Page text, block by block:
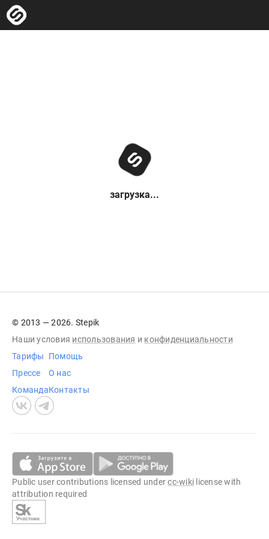
загрузка...
© 2013 — 2026. Stepik
Наши условия использования и конфиденциальности
Тарифы
Прессе
Команда
Помощь
О нас
Контакты
Public user contributions licensed undercc-wiki license with
attribution required